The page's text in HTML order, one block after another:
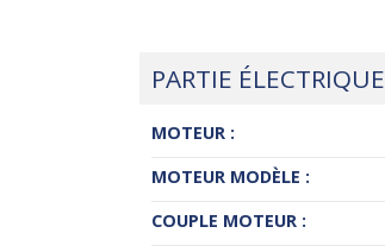
PARTIE ÉLECTRIQUE
MOTEUR :
MOTEUR MODÈLE :
COUPLE MOTEUR :